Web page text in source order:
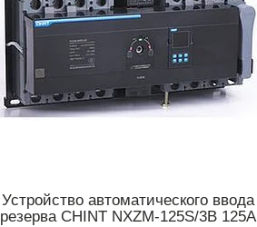
Устройство автоматического ввода
резерва CHINT NXZM-125S/3B 125A